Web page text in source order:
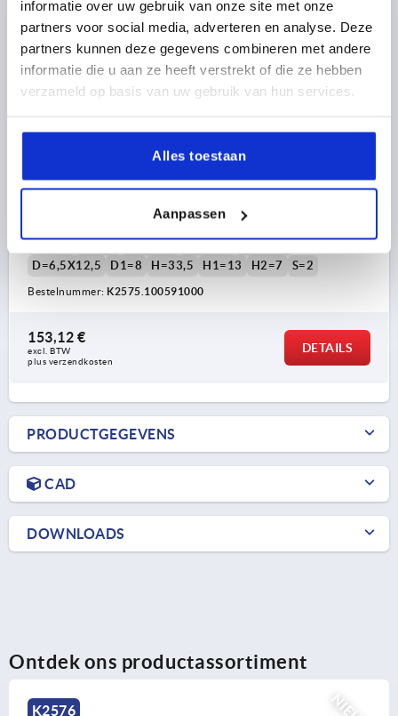
informatie over uw gebruik van onze site met onze
partners voor social media, adverteren en analyse. Deze
partners kunnen deze gegevens combineren met andere
informatie die u aan ze heeft verstrekt of die ze hebben
verzameld op basis van uw gebruik van hun services.
Alles toestaan
Aanpassen
NIEUW
K2575
59X1000, STAAL VERZINKT, BEST:RVS
OPPERVLAK BASISLICHAAM=VERZINKT
B1=40
B2=85 B3=32,5 B4=24,3
B5=25,5
D=6,5X12,5
D1=8 H=33,5 H1=13 H2=7 S=2
Bestelnummer: K2575.100591000
153,12 €
excl. BTW
plus verzendkosten
DETAILS
PRODUCTGEGEVENS
CAD
DOWNLOADS
Ontdek ons productassortiment